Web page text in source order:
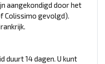
aangekondigd door het
Colissimo gevolgd).
duurt 14 dagen. U kunt